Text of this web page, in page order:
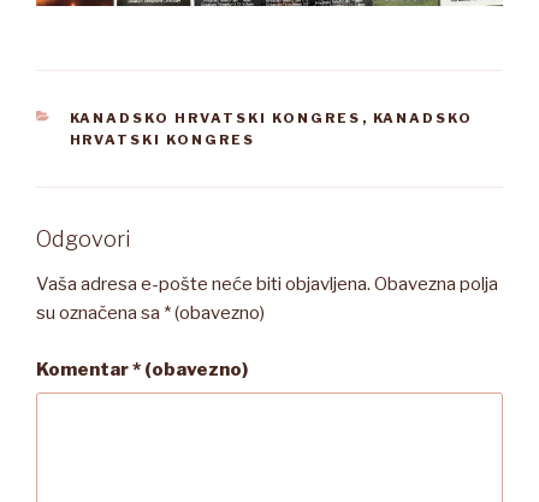
KATEGORIJE
KANADSKO HRVATSKI KONGRES , KANADSKO
HRVATSKI KONGRES
Odgovori
Vaša adresa e-pošte neće biti objavljena. Obavezna polja
su označena sa * (obavezno)
Komentar* (obavezno)